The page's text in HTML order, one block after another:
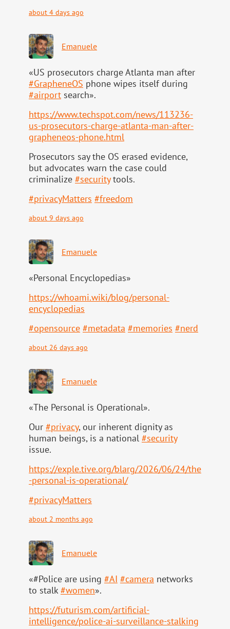
about 4 days ago
Emanuele
«US prosecutors charge Atlanta man after
#GrapheneOS phone wipes itself during
#airport search».
https://www.techspot.com/news/113236-
us-prosecutors-charge-atlanta-man-after-
grapheneos-phone.html
Prosecutors say the OS erased evidence,
but advocates warn the case could
criminalize #securitytools.
#privacyMatters #freedom
about 9 days ago
Emanuele
«Personal Encyclopedias»
https://whoami.wiki/blog/personal-
encyclopedias
#opensource #metadata #memories #nerd
about 26 days ago
Emanuele
«The Personal is Operational».
Our #privacy, our inherent dignity as
human beings, is a national #security
issue.
https://exple.tive.org/blarg/2026/06/24/the
-personal-is-operational/
#privacyMatters
about 2 months ago
Emanuele
«#Police are using #AI #camera networks
to stalk#women».
https://futurism.com/artificial-
intelligence/police-ai-surveillance-stalking